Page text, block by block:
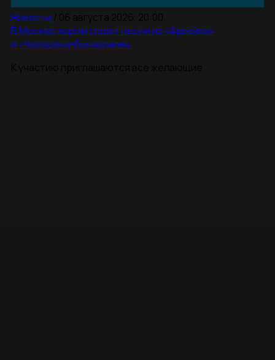
Новости
В Москве хором споют песни из «Аркейна»
и «Человека-бензопилы»